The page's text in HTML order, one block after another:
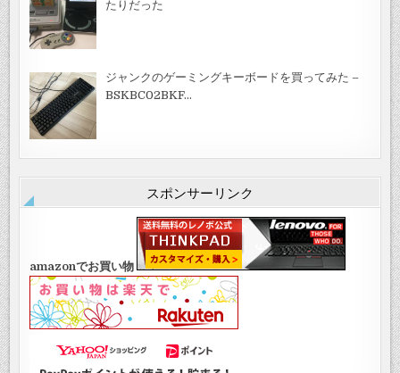
たりだった
ジャンクのゲーミングキーボードを買ってみた –
BSKBC02BKF…
スポンサーリンク
amazonでお買い物